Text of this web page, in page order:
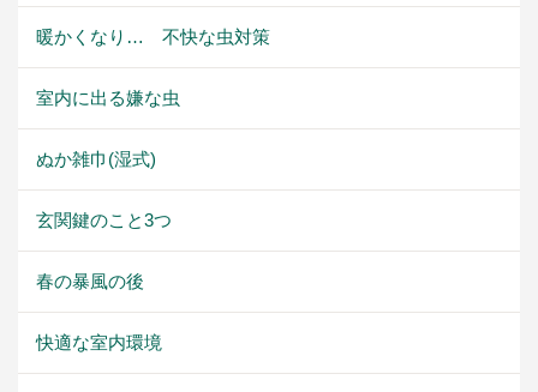
暖かくなり… 不快な虫対策
室内に出る嫌な虫
ぬか雑巾(湿式)
玄関鍵のこと3つ
春の暴風の後
快適な室内環境